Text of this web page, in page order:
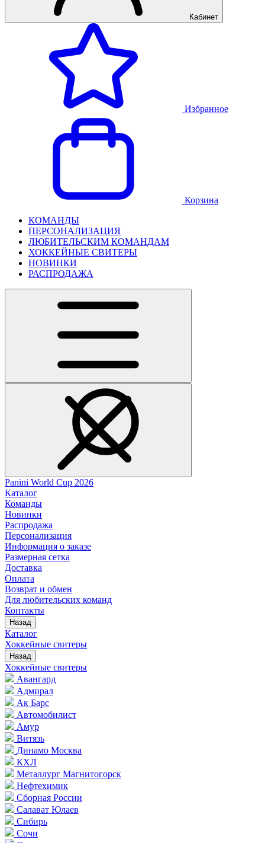
Кабинет
Избранное
Корзина
КОМАНДЫ
ПЕРСОНАЛИЗАЦИЯ
ЛЮБИТЕЛЬСКИМ КОМАНДАМ
ХОККЕЙНЫЕ СВИТЕРЫ
НОВИНКИ
РАСПРОДАЖА
Panini World Cup 2026
Каталог
Команды
Новинки
Распродажа
Персонализация
Информация о заказе
Размерная сетка
Доставка
Оплата
Возврат и обмен
Для любительских команд
Контакты
Назад
Каталог
Хоккейные свитеры
Назад
Хоккейные свитеры
Авангард
Адмирал
Ак Барс
Автомобилист
Амур
Витязь
Динамо Москва
КХЛ
Металлург Магнитогорск
Нефтехимик
Сборная России
Салават Юлаев
Сибирь
Сочи